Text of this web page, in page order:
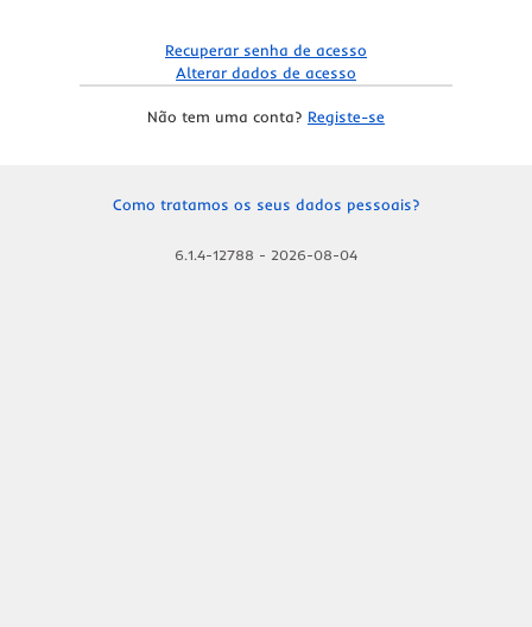
Recuperar senha de acesso
Alterar dados de acesso
Não tem uma conta? Registe-se
Como tratamos os seus dados pessoais?
6.1.4-12788 - 2026-08-04